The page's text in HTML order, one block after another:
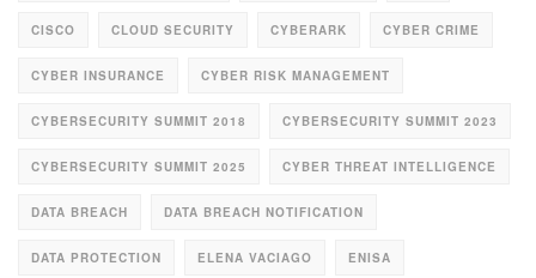
CISCO CLOUD SECURITY CYBERARK CYBER CRIME
CYBER INSURANCE CYBER RISK MANAGEMENT
CYBERSECURITY SUMMIT 2018 CYBERSECURITY SUMMIT 2023
CYBERSECURITY SUMMIT 2025 CYBER THREAT INTELLIGENCE
DATA BREACH DATA BREACH NOTIFICATION
DATA PROTECTION ELENA VACIAGO ENISA